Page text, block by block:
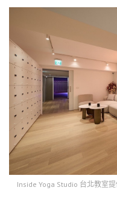
Inside Yoga Studio 台北教室